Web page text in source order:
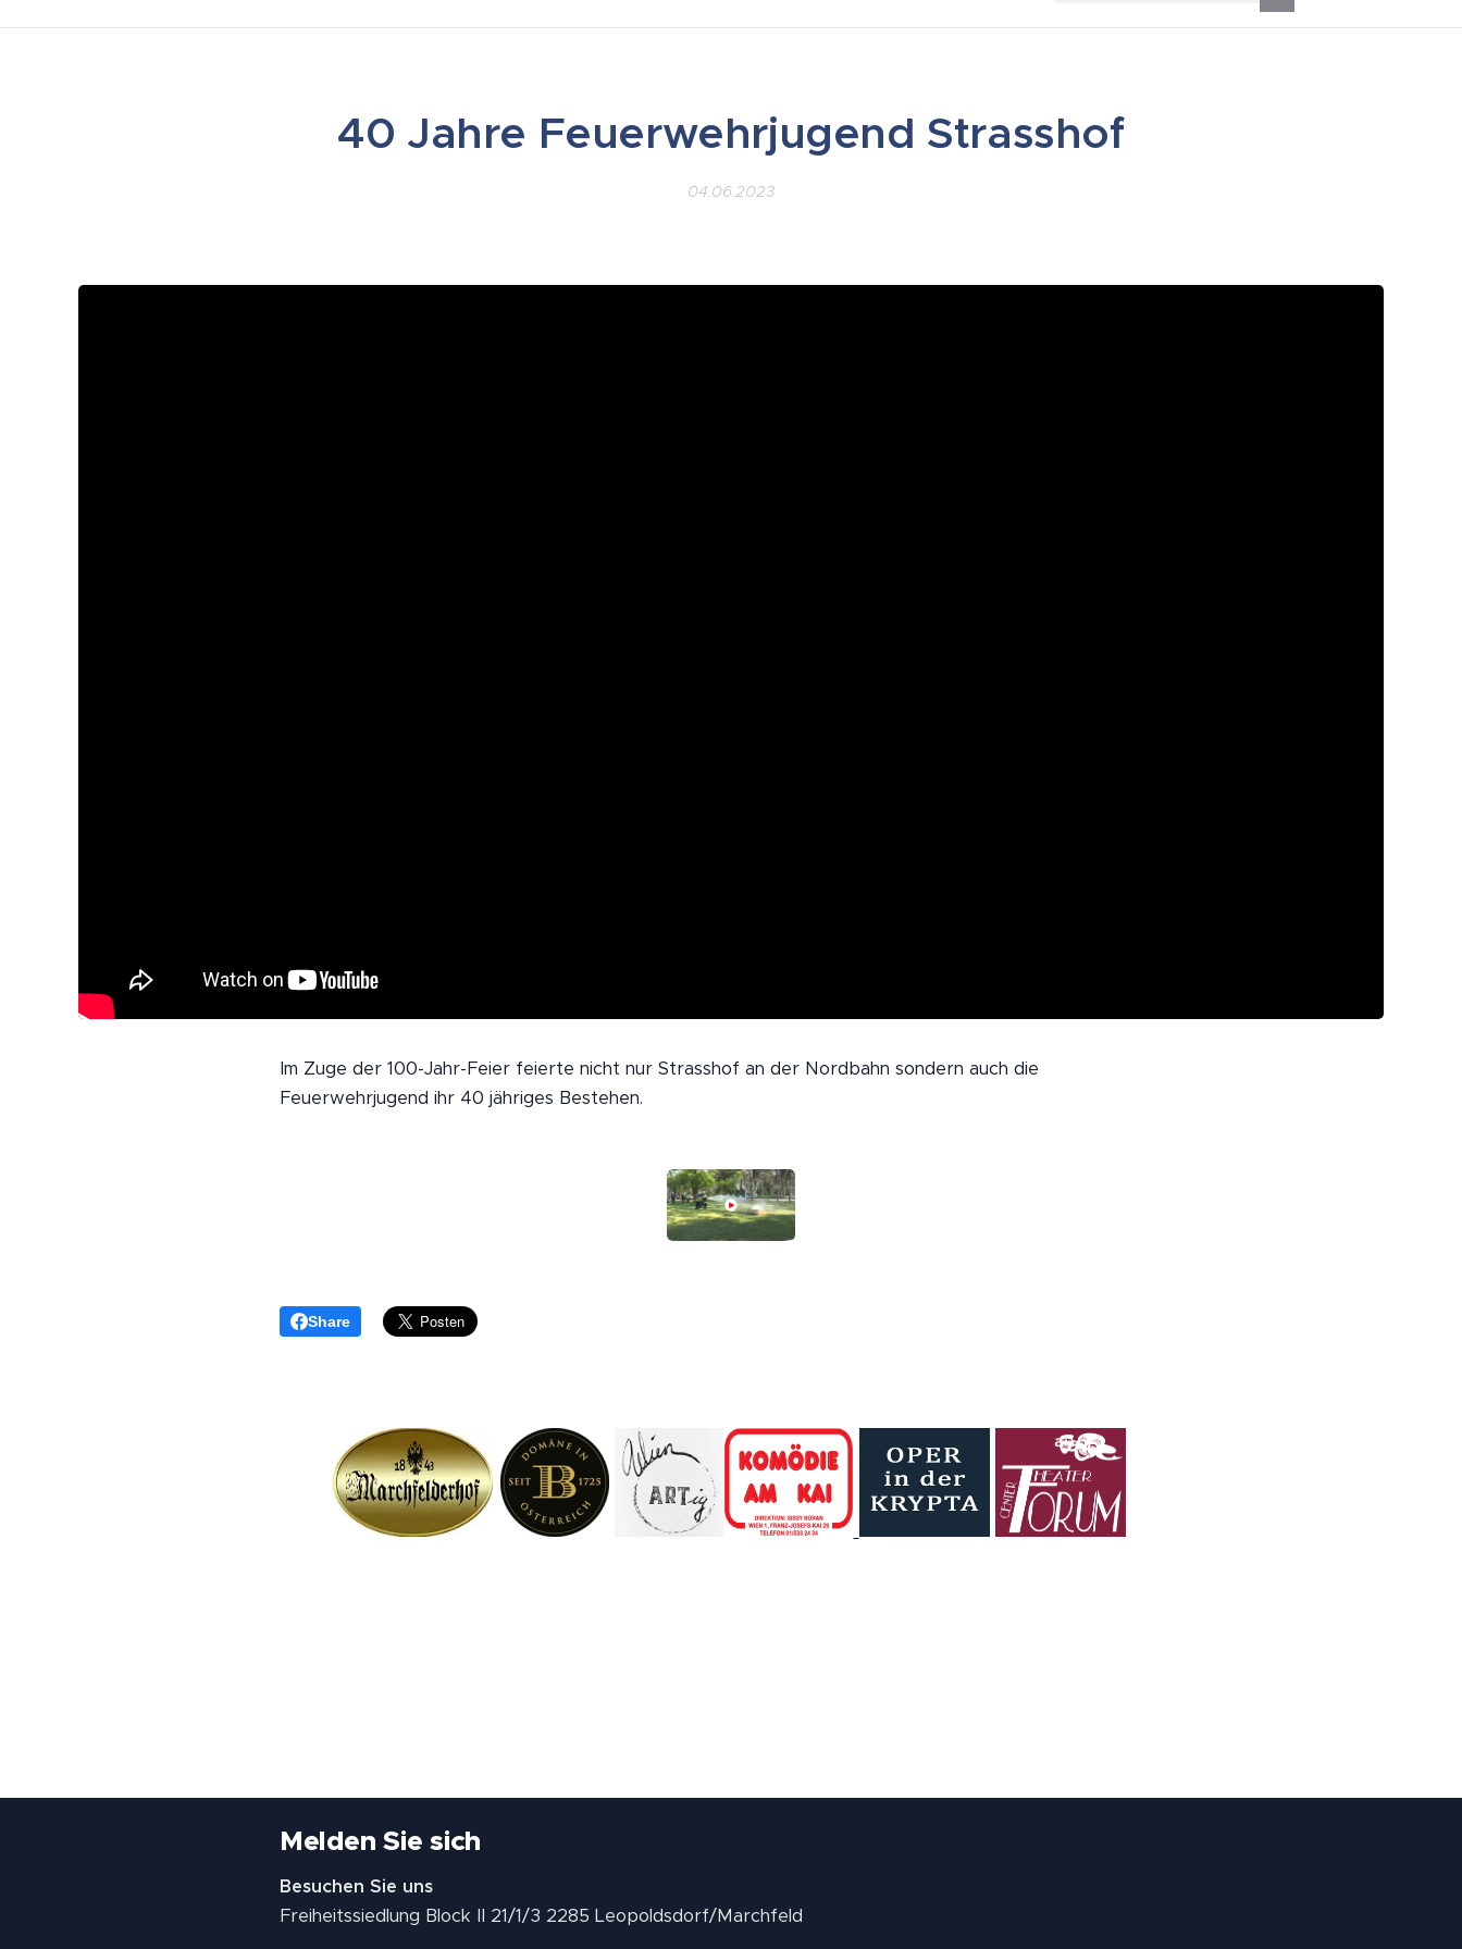
40 Jahre Feuerwehrjugend Strasshof
04.06.2023
Im Zuge der 100-Jahr-Feier feierte nicht nur Strasshof an der Nordbahn sondern auch die
Feuerwehrjugend ihr 40 jähriges Bestehen.
Share
Melden Sie sich
Besuchen Sie uns
Freiheitssiedlung Block II 21/1/3 2285 Leopoldsdorf/Marchfeld